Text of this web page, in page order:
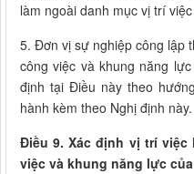
làm ngoài danh mục vị trí
5. Đơn vị sự nghiệp công lập
công việc và khung năng
định tại Điều này theo
hành kèm theo Nghị định này.
Điều 9. Xác định vị trí việc
việc và khung năng lực